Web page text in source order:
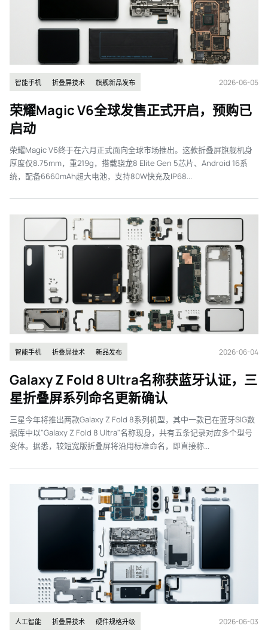
智能手机 折叠屏技术 旗舰新品发布 2026-06-05
荣耀Magic V6全球发售正式开启，预购已
启动
荣耀Magic V6终于在六月正式面向全球市场推出。这款折叠屏旗舰机身
厚度仅8.75mm，重219g，搭载骁龙8 Elite Gen 5芯片、Android 16系
统，配备6660mAh超大电池，支持80W快充及IP68...
智能手机 折叠屏技术 新品发布 2026-06-04
Galaxy Z Fold 8 Ultra名称获蓝牙认证，三
星折叠屏系列命名更新确认
三星今年将推出两款Galaxy Z Fold 8系列机型，其中一款已在蓝牙SIG数
据库中以"Galaxy Z Fold 8 Ultra"名称现身，共有五条记录对应多个型号
变体。据悉，较短宽版折叠屏将沿用标准命名，即直接称...
人工智能 折叠屏技术 硬件规格升级 2026-06-03